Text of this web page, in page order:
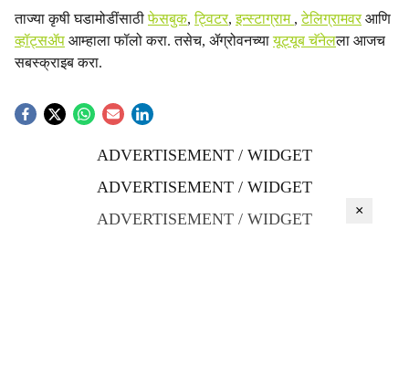
ताज्या कृषी घडामोडींसाठीफेसबुक,ट्विटर,इन्स्टाग्राम ,टेलिग्रामवरआणि
व्हॉट्सॲप आम्हाला फॉलो करा. तसेच, ॲग्रोवनच्यायूट्यूब चॅनेलला आजच
सबस्क्राइब करा.
ADVERTISEMENT / WIDGET
ADVERTISEMENT / WIDGET
ADVERTISEMENT / WIDGET
×